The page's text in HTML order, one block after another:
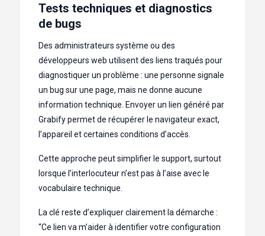
Tests techniques et diagnostics
de bugs
Des administrateurs système ou des
développeurs web utilisent des liens traqués pour
diagnostiquer un problème : une personne signale
un bug sur une page, mais ne donne aucune
information technique. Envoyer un lien généré par
Grabify permet de récupérer le navigateur exact,
l’appareil et certaines conditions d’accès.
Cette approche peut simplifier le support, surtout
lorsque l’interlocuteur n’est pas à l’aise avec le
vocabulaire technique.
La clé reste d’expliquer clairement la démarche :
“Ce lien va m’aider à identifier votre configuration